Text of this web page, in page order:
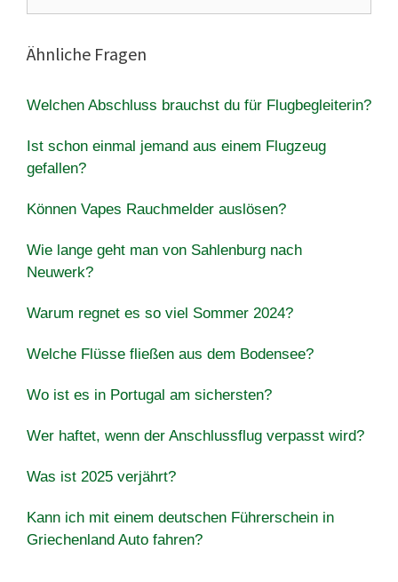
Ähnliche Fragen
Welchen Abschluss brauchst du für Flugbegleiterin?
Ist schon einmal jemand aus einem Flugzeug
gefallen?
Können Vapes Rauchmelder auslösen?
Wie lange geht man von Sahlenburg nach
Neuwerk?
Warum regnet es so viel Sommer 2024?
Welche Flüsse fließen aus dem Bodensee?
Wo ist es in Portugal am sichersten?
Wer haftet, wenn der Anschlussflug verpasst wird?
Was ist 2025 verjährt?
Kann ich mit einem deutschen Führerschein in
Griechenland Auto fahren?